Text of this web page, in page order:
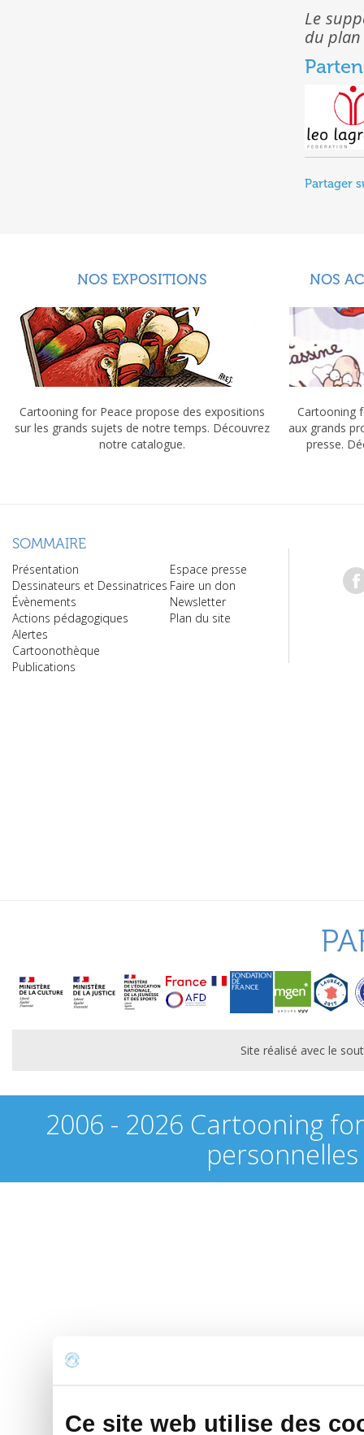
Ce site web utilise des
Le
du plan
Partager
NOS EXPOSITIONS
Cartooning for Peace propose des expositions
sur les grands sujets de notre temps. Découvrez
notre catalogue.
NOS
Cartooning
aux grands
presse.
SOMMAIRE
Présentation
Dessinateurs et Dessinatrices
Évènements
Actions pédagogiques
Alertes
Cartoonothèque
Publications
Espace presse
Faire un don
Newsletter
Plan du site
Site réalisé avec le
2006 - 2026 Cartooning
personnelles